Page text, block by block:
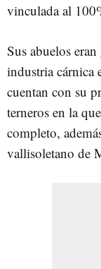
vinculada al
Sus abuelos
industria
cuentan con su
terneros en la
completo,
vallisoletano de